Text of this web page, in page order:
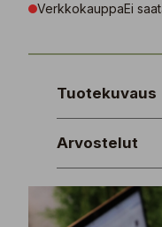
VerkkokauppaEi
Tuotekuvaus
Arvostelut